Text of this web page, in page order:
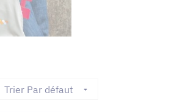
Trier Par défaut